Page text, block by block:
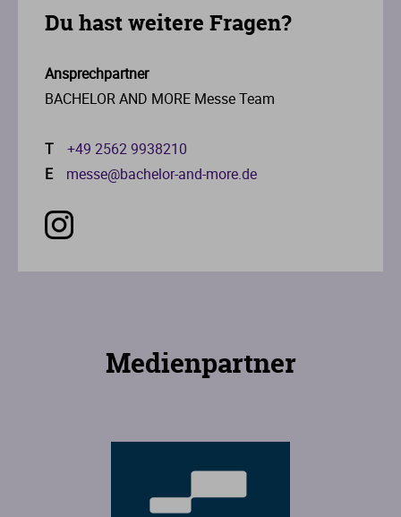
Du hast weitere Fragen?
Ansprechpartner
BACHELOR AND MORE Messe Team
T
+49 2562 9938210
E
messe@bachelor-and-more.de
Medienpartner